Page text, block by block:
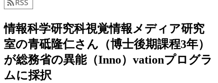
情報科学研究科視覚情報メディア研究
室の青砥隆仁さん（博士後期課程3年）
が総務省の異能（Inno）vationプログラ
ムに採択